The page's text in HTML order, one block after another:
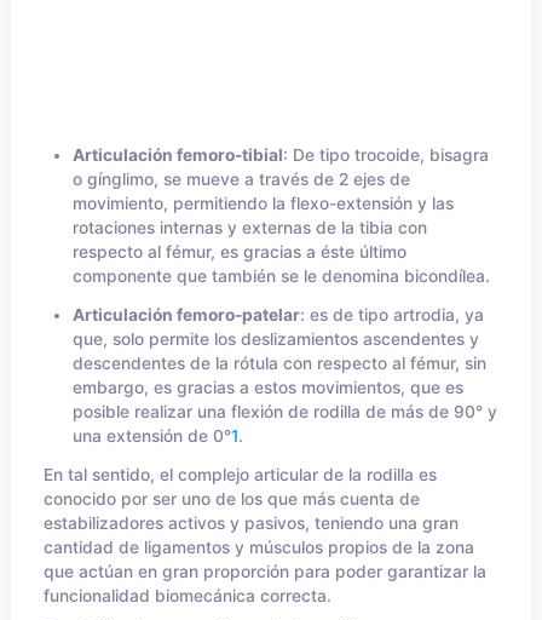
Articulación femoro-tibial: De tipo trocoide, bisagra
o gínglimo, se mueve a través de 2 ejes de
movimiento, permitiendo la flexo-extensión y las
rotaciones internas y externas de la tibia con
respecto al fémur, es gracias a éste último
componente que también se le denomina bicondílea.
Articulación femoro-patelar: es de tipo artrodia, ya
que, solo permite los deslizamientos ascendentes y
descendentes de la rótula con respecto al fémur, sin
embargo, es gracias a estos movimientos, que es
posible realizar una flexión de rodilla de más de 90° y
una extensión de 0°1.
En tal sentido, el complejo articular de la rodilla es
conocido por ser uno de los que más cuenta de
estabilizadores activos y pasivos, teniendo una gran
cantidad de ligamentos y músculos propios de la zona
que actúan en gran proporción para poder garantizar la
funcionalidad biomecánica correcta.